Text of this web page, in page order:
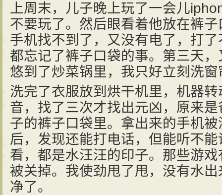
上周末，儿子晚上玩了一会儿
不要玩了。然后眼看着他放在裤
手机找不到了，又没有电了，打
都忘记了裤子口袋的事。第三天
悠到了炒菜锅里，我只好立刻洗窗
洗完了衣服放到烘干机里，机器
音，找了三次才找出元凶，原来
子的裤子口袋里。拿出来的手机
后，发现还能打电话，但能听不
看，都是水汪汪的印子。那些游
被关掉。我使劲甩了甩，没有水
净了。